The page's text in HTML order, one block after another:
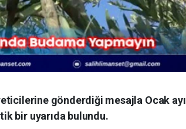
gönderdiği mesajla Ocak ayı
bir uyarıda bulundu.